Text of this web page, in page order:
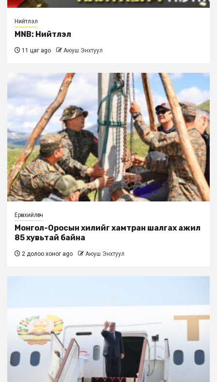
Нийтлэл
MNB: Нийтлэл
11 цаг ago Аюуш Энхтуул
Ерөнхийлөгч
Монгол-Оросын хилийг хамтран шалгах ажил
85 хувьтай байна
2 долоо хоног ago Аюуш Энхтуул